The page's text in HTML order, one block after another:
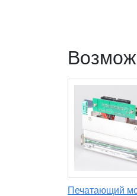
Печатающий